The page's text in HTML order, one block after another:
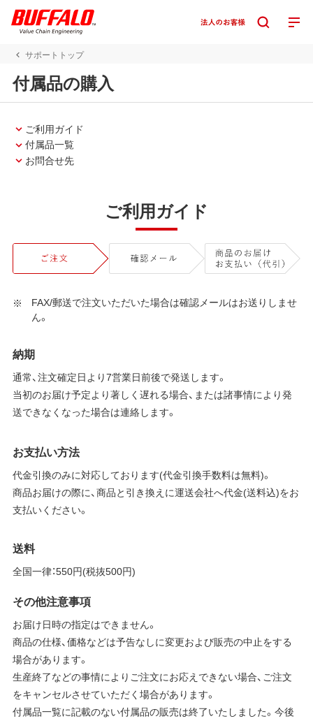
サポートトップ
付属品の購入
ご利用ガイド
付属品一覧
お問合せ先
ご利用ガイド
FAX/郵送で注文いただいた場合は確認メールはお送りしませ
ん。
納期
通常、注文確定日より7営業日前後で発送します。
当初のお届け予定より著しく遅れる場合、または諸事情により発
送できなくなった場合は連絡します。
お支払い方法
代金引換のみに対応しております(代金引換手数料は無料)。
商品お届けの際に、商品と引き換えに運送会社へ代金(送料込)をお
支払いください。
送料
全国一律：550円(税抜500円)
その他注意事項
お届け日時の指定はできません。
商品の仕様、価格などは予告なしに変更および販売の中止をする
場合があります。
生産終了などの事情によりご注文にお応えできない場合、ご注文
をキャンセルさせていただく場合があります。
付属品一覧に記載のない付属品の販売は終了いたしました。今後